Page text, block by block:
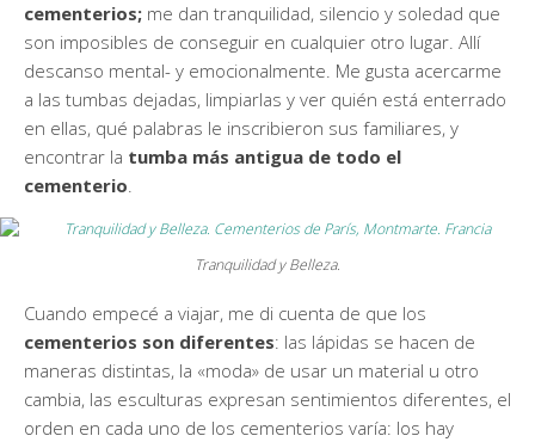
cementerios; me dan tranquilidad, silencio y soledad que
son imposibles de conseguir en cualquier otro lugar. Allí
descanso mental- y emocionalmente. Me gusta acercarme
a las tumbas dejadas, limpiarlas y ver quién está enterrado
en ellas, qué palabras le inscribieron sus familiares, y
encontrar la tumba más antigua de todo el
cementerio.
Tranquilidad y Belleza.
Cuando empecé a viajar, me di cuenta de que los
cementerios son diferentes: las lápidas se hacen de
maneras distintas, la «moda» de usar un material u otro
cambia, las esculturas expresan sentimientos diferentes, el
orden en cada uno de los cementerios varía: los hay